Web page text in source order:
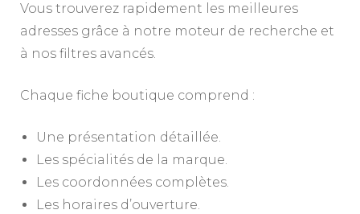
Vous trouverez rapidement les meilleures
adresses grâce à notre moteur de recherche et
à nos filtres avancés.
Chaque fiche boutique comprend :
Une présentation détaillée.
Les spécialités de la marque.
Les coordonnées complètes.
Les horaires d’ouverture.